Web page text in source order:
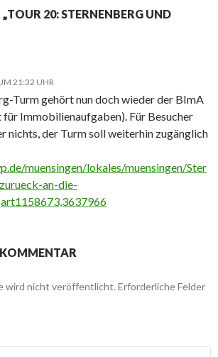
20: STERNENBERG UND
21:32 UHR
Turm gehört nun doch wieder der BImA
für Immobilienaufgaben). Für Besucher
nichts, der Turm soll weiterhin zugänglich
muensingen/lokales/muensingen/Ster
an-die-
KOMMENTAR
wird nicht veröffentlicht. Erforderliche Felder